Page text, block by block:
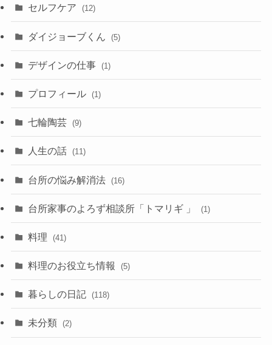
セルフケア (12)
ダイジョーブくん (5)
デザインの仕事 (1)
プロフィール (1)
七輪陶芸 (9)
人生の話 (11)
台所の悩み解消法 (16)
台所家事のよろず相談所「トマリギ 」 (1)
料理 (41)
料理のお役立ち情報 (5)
暮らしの日記 (118)
未分類 (2)